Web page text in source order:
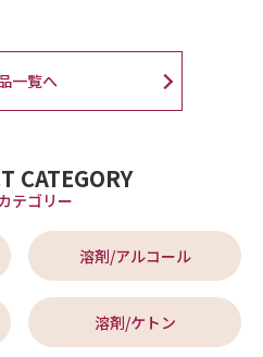
一覧へ
CATEGORY
テゴリー
溶剤/アルコール
溶剤/ケトン